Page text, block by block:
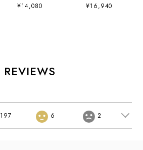
トプリントパジャ
柄パンツ・水玉・
リネンコットン・
¥14,080
260095] T/Rワイ
¥16,940
REVIEWS
197 6 2